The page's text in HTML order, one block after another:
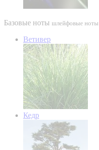
Базовые ноты шлейфовые ноты
Ветивер
Кедр